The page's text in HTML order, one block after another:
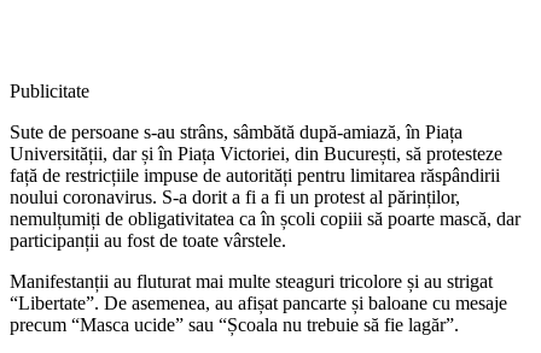
Publicitate
Sute de persoane s-au strâns, sâmbătă după-amiază, în Piața
Universității, dar și în Piața Victoriei, din București, să protesteze
față de restricțiile impuse de autorități pentru limitarea răspândirii
noului coronavirus. S-a dorit a fi a fi un protest al părinților,
nemulțumiți de obligativitatea ca în școli copiii să poarte mască, dar
participanții au fost de toate vârstele.
Manifestanții au fluturat mai multe steaguri tricolore și au strigat
“Libertate”. De asemenea, au afișat pancarte și baloane cu mesaje
precum “Masca ucide” sau “Școala nu trebuie să fie lagăr”.